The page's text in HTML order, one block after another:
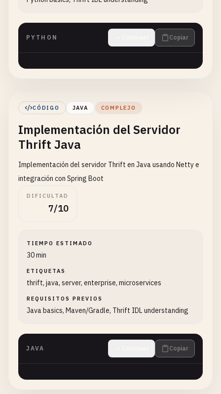
PYTHON Copiar
CÓDIGO JAVA COMPLEJO
Implementación del Servidor
Thrift Java
Implementación del servidor Thrift en Java usando Netty e
integración con Spring Boot
DIFICULTAD
7/10
TIEMPO ESTIMADO
30 min
ETIQUETAS
thrift, java, server, enterprise, microservices
REQUISITOS PREVIOS
Java basics, Maven/Gradle, Thrift IDL understanding
JAVA Copiar